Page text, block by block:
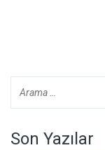
Son Yazılar